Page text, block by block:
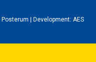
Posterum | Development: AES